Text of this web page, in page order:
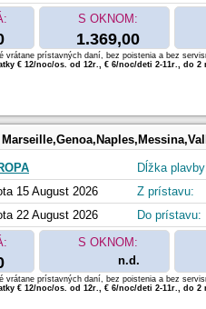
S OKNOM:
1.369,00
vrátane prístavných daní, bez poistenia a bez
€ 12/noc/os. od 12r., € 6/noc/deti 2-11r., do 2
15 August 2026
22 August 2026
Dĺžka
Z prístavu:
Do prístavu:
S OKNOM:
n.d.
vrátane prístavných daní, bez poistenia a bez
€ 12/noc/os. od 12r., € 6/noc/deti 2-11r., do 2